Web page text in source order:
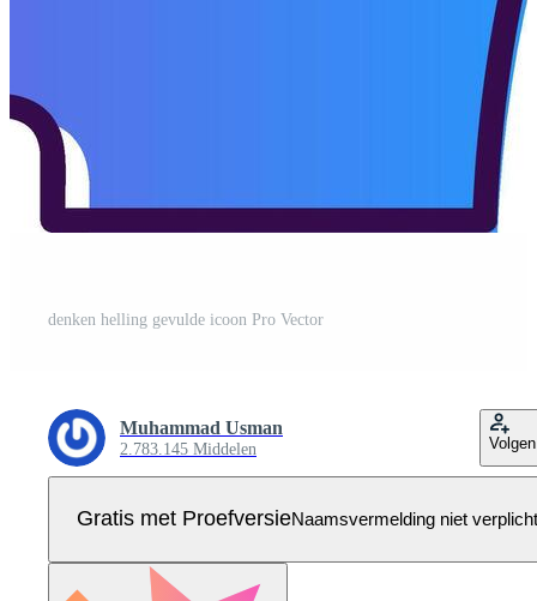
denken helling gevulde icoon Pro Vector
Muhammad Usman
2.783.145 Middelen Volgen
Gratis met ProefversieNaamsvermelding niet verplicht